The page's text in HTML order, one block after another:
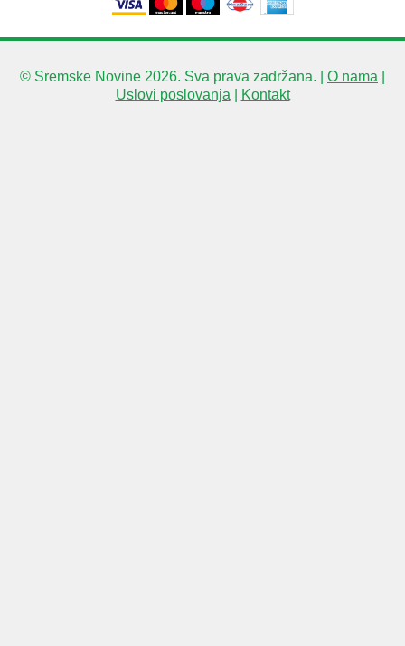
© Sremske Novine 2026. Sva prava zadržana. | O nama
Uslovi poslovanja| Kontakt